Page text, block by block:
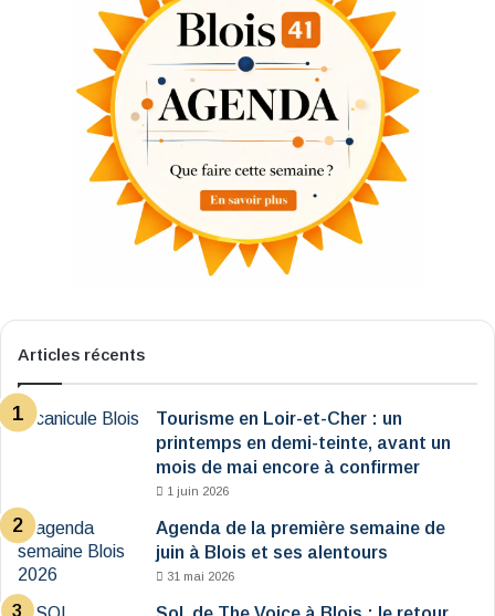
Articles récents
Tourisme en Loir-et-Cher : un
printemps en demi-teinte, avant un
mois de mai encore à confirmer
1 juin 2026
Agenda de la première semaine de
juin à Blois et ses alentours
31 mai 2026